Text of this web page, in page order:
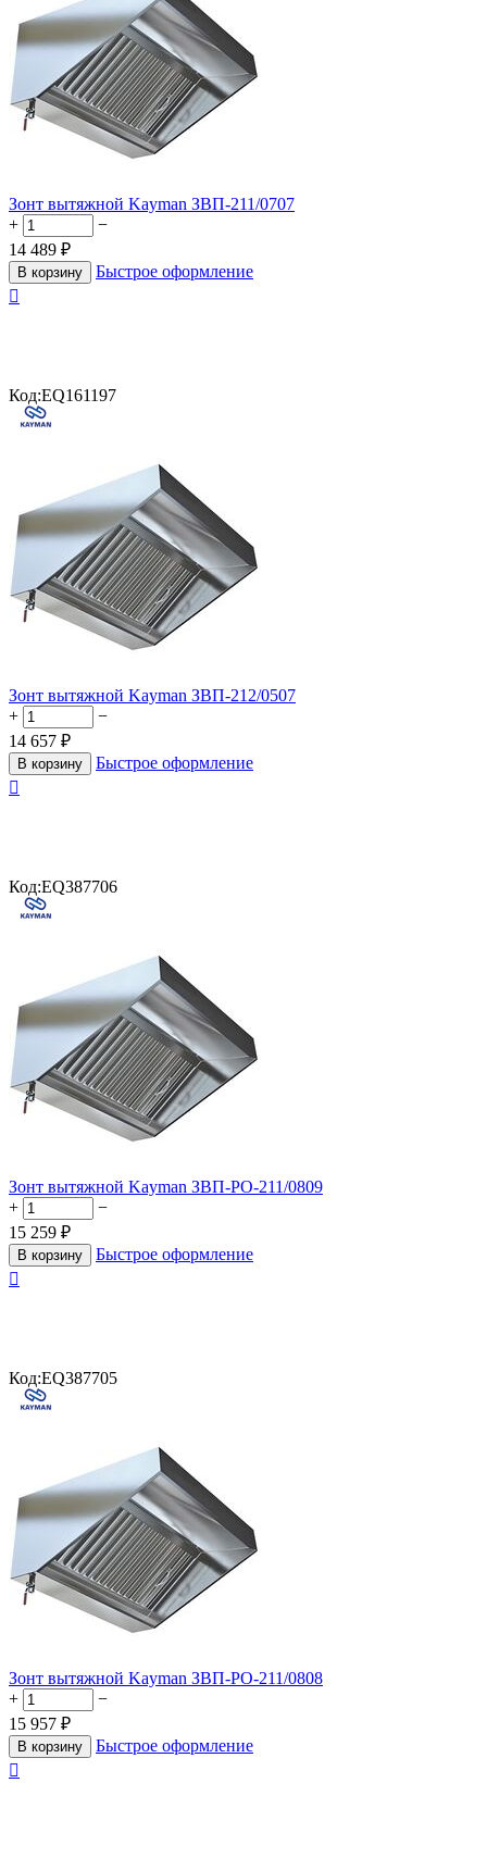
Зонт вытяжной Kayman ЗВП-211/0707
+
−
14 489 ₽
В корзину
Быстрое оформление

Код:EQ161197
Зонт вытяжной Kayman ЗВП-212/0507
+
−
14 657 ₽
В корзину
Быстрое оформление

Код:EQ387706
Зонт вытяжной Kayman ЗВП-РО-211/0809
+
−
15 259 ₽
В корзину
Быстрое оформление

Код:EQ387705
Зонт вытяжной Kayman ЗВП-РО-211/0808
+
−
15 957 ₽
В корзину
Быстрое оформление
